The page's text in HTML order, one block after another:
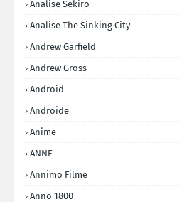
Analise Sekiro
Analise The Sinking City
Andrew Garfield
Andrew Gross
Android
Androide
Anime
ANNE
Annimo Filme
Anno 1800